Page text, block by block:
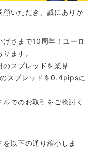
いただき、誠にありが
げさまで10周年！ユーロ
ます。
のスプレッドを業界
スプレッドを0.4pipsに
でのお取引をご検討く
以下の通り縮小しま